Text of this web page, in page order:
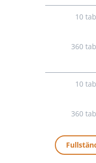
10
360
10
360